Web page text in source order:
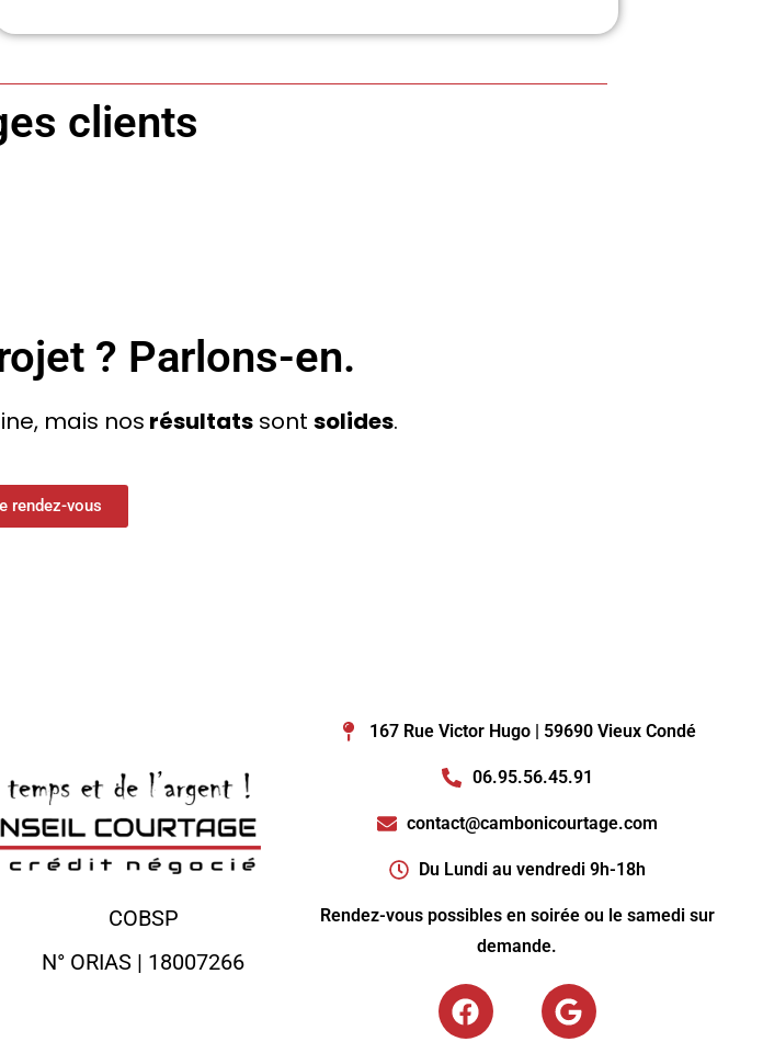
clients
? Parlons-en.
mais nos résultatssont solides.
rendez-vous
COBSP
N° ORIAS | 18007266
167 Rue Victor Hugo | 59690 Vieux Condé
06.95.56.45.91
contact@cambonicourtage.com
Du Lundi au vendredi 9h-18h
Rendez-vous possibles en soirée ou le samedi sur
demande.